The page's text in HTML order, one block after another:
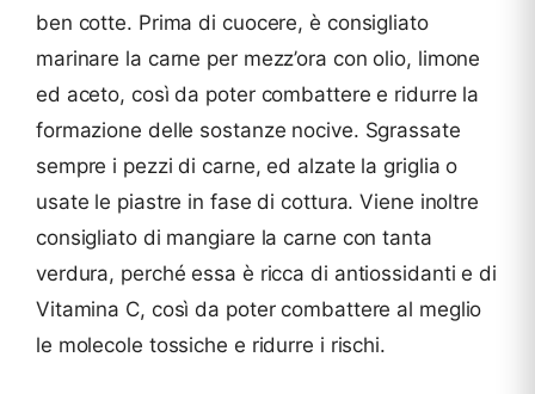
ben cotte. Prima di cuocere, è consigliato
marinare la carne per mezz’ora con olio, limone
ed aceto, così da poter combattere e ridurre la
formazione delle sostanze nocive. Sgrassate
sempre i pezzi di carne, ed alzate la griglia o
usate le piastre in fase di cottura. Viene inoltre
consigliato di mangiare la carne con tanta
verdura, perché essa è ricca di antiossidanti e di
Vitamina C, così da poter combattere al meglio
le molecole tossiche e ridurre i rischi.